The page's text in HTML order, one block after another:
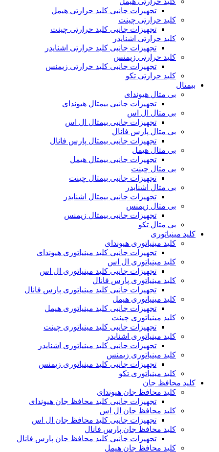
تجهیزات جانبی کلید حرارتی هیمل
کلید حرارتی چینت
تجهیزات جانبی کلید حرارتی چینت
کلید حرارتی اشنایدر
تجهیزات جانبی کلید حرارتی اشنایدر
کلید حرارتی زیمنس
تجهیزات جانبی کلید حرارتی زیمنس
کلید حرارتی تکو
بیمتال
بی متال هیوندای
تجهیزات جانبی بیمتال هیوندای
بی متال ال اس
تجهیزات جانبی بیمتال ال اس
بی متال پارس فانال
تجهیزات جانبی بیمتال پارس فانال
بی متال هیمل
تجهیزات جانبی بیمتال هیمل
بی متال چینت
تجهیزات جانبی بیمتال چینت
بی متال اشنایدر
تجهیزات جانبی بیمتال اشنایدر
بی متال زیمنس
تجهیزات جانبی بیمتال زیمنس
بی متال تکو
کلید مینیاتوری
کلید مینیاتوری هیوندای
تجهیزات جانبی کلید مینیاتوری هیوندای
کلید مینیاتوری ال اس
تجهیزات جانبی کلید مینیاتوری ال اس
کلید مینیاتوری پارس فانال
تجهیزات جانبی کلید مینیاتوری پارس فانال
کلید مینیاتوری هیمل
تجهیزات جانبی کلید مینیاتوری هیمل
کلید مینیاتوری چینت
تجهیزات جانبی کلید مینیاتوری چینت
کلید مینیاتوری اشنایدر
تجهیزات جانبی کلید مینیاتوری اشنایدر
کلید مینیاتوری زیمنس
تجهیزات جانبی کلید مینیاتوری زیمنس
کلید مینیاتوری تکو
کلید محافظ جان
کلید محافظ جان هیوندای
تجهیزات جانبی کلید محافظ جان هیوندای
کلید محافظ جان ال اس
تجهیزات جانبی کلید محافظ جان ال اس
کلید محافظ جان پارس فانال
تجهیزات جانبی کلید محافظ جان پارس فانال
کلید محافظ جان هیمل